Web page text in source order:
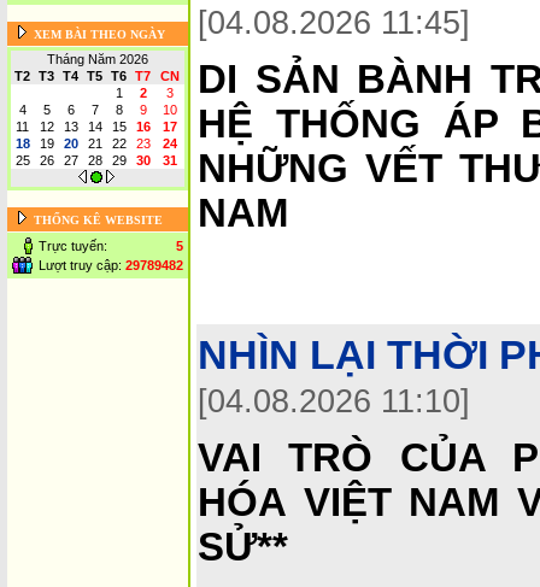
XEM BÀI THEO NGÀY
Tháng Năm 2026
T2
T3 T4 T5 T6 T7
CN
1
2
3
4
5 6 7 8 9
10
11
12 13 14 15 16
17
18
19 20 21 22 23
24
25
26 27 28 29 30 31
THỐNG KÊ WEBSITE
Trực tuyến:
5
Lượt truy cập: 29789482
[04.08.2026 11:45]
DI SẢN BÀNH
HỆ THỐNG ÁP
NHỮNG VẾT
NAM
NHÌN LẠI THỜI
[04.08.2026 11:10]
VAI TRÒ CỦA
HÓA VIỆT NAM
SỬ**